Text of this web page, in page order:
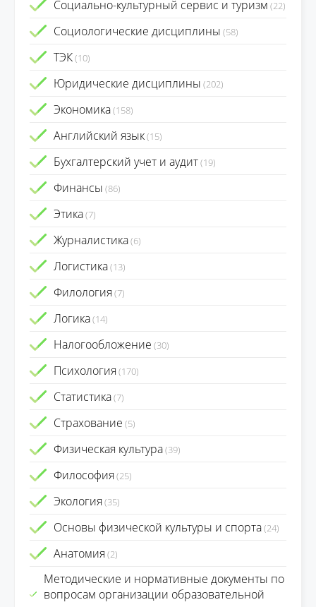
Социально-культурный сервис и туризм (22)
Социологические дисциплины (58)
ТЭК(10)
Юридические дисциплины (202)
Экономика(158)
Английский язык(15)
Бухгалтерский учет и аудит(19)
Финансы (86)
Этика(7)
Журналистика(6)
Логистика(13)
Филология (7)
Логика(14)
Налогообложение (30)
Психология (170)
Статистика(7)
Страхование (5)
Физическая культура(39)
Философия (25)
Экология (35)
Основы физической культуры и спорта(24)
Анатомия (2)
Методические и нормативные документы по
вопросам организации образовательной